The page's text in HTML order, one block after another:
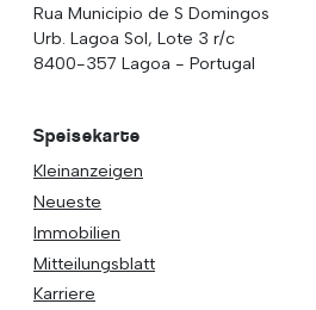
Rua Municipio de S Domingos
Urb. Lagoa Sol, Lote 3 r/c
8400-357 Lagoa - Portugal
Speisekarte
Kleinanzeigen
Neueste
Immobilien
Mitteilungsblatt
Karriere